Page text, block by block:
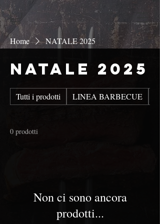
Home NATALE 2025
NATALE 2025
Tutti i prodotti LINEA BARBECUE
0 prodotti
Non ci sono ancora
prodotti...